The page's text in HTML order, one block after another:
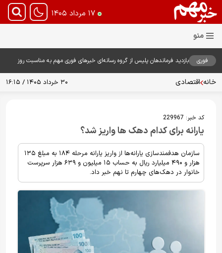
۱۷ مرداد ۱۴۰۵
فوری
بازدید فرماندهان پلیس از گروه رسانه‌ای خبرهای فوری مهم به مناسبت روز
خانه اقتصادی ۳۰ خرداد ۱۴۰۵ / ۱۶:۱۵
کد خبر: 229967
یارانه برای کدام دهک ها واریز شد؟
سازمان هدفمندسازی یارانه‌ها از واریز یارانه مرحله ۱۸۴ به مبلغ ۱۳۵
هزار و ۴۹۰ میلیارد ریال به حساب ۱۵ میلیون و ۶۳۹ هزار سرپرست
خانوار در دهک‌های چهارم تا نهم خبر داد.